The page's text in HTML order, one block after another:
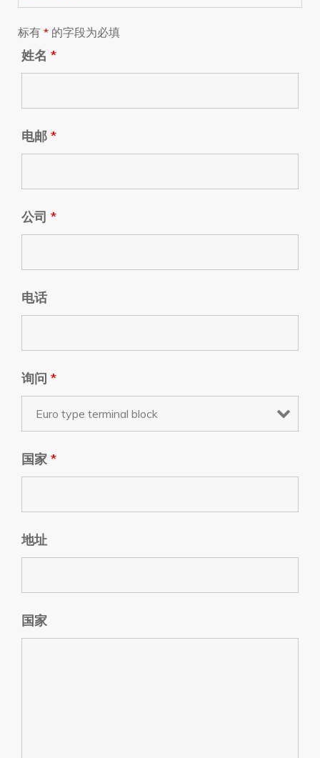
标有 * 的字段为必填
姓名 *
电邮 *
公司 *
电话
询问 *
国家 *
地址
国家